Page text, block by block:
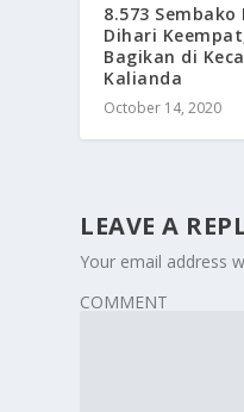
8.573 Sembako
Dihari
Bagikan di
Kalianda
October 14, 2020
LEAVE A
Your email address
COMMENT